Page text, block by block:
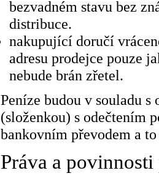
bezvadném stavu bez
distribuce.
nakupující doručí
adresu prodejce pouze
nebude brán zřetel.
Peníze budou v souladu
(složenkou) s odečtením
bankovním převodem a
Práva a